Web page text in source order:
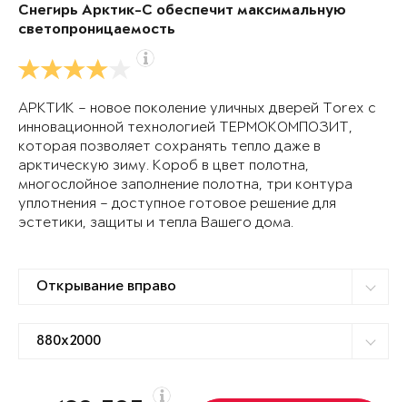
Снегирь Арктик-С обеспечит максимальную
светопроницаемость
АРКТИК – новое поколение уличных дверей Torex с
инновационной технологией ТЕРМОКОМПОЗИТ,
которая позволяет сохранять тепло даже в
арктическую зиму. Короб в цвет полотна,
многослойное заполнение полотна, три контура
уплотнения – доступное готовое решение для
эстетики, защиты и тепла Вашего дома.